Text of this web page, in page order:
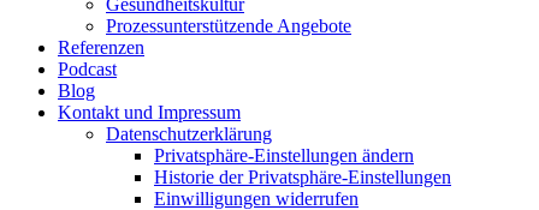
Gesund­heits­kultur
Prozess­un­ter­stüt­zende Angebote
Referenzen
Podcast
Blog
Kontakt und Impressum
Daten­schutz­er­klärung
Privat­sphäre-Einstel­lungen ändern
Historie der Privat­sphäre-Einstel­lungen
Einwil­li­gungen wider­rufen